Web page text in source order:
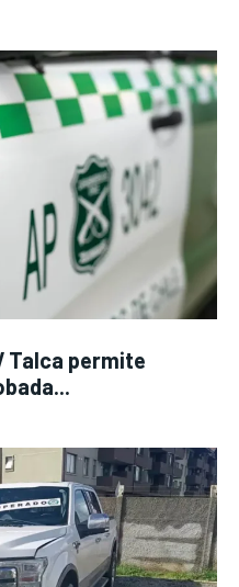
Talca permite